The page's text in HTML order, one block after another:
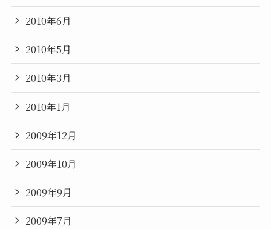
2010年6月
2010年5月
2010年3月
2010年1月
2009年12月
2009年10月
2009年9月
2009年7月